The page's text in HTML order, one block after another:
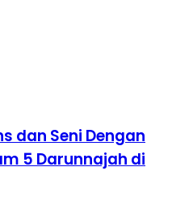
dan Seni Dengan
5 Darunnajah di